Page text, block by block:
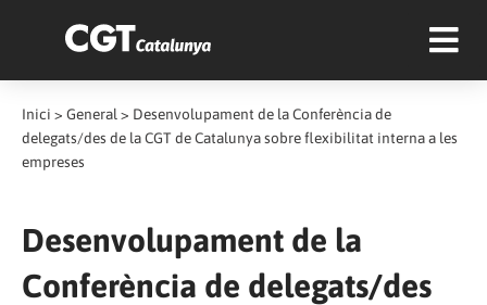
Inici > General > Desenvolupament de la Conferència de
delegats/des de la CGT de Catalunya sobre flexibilitat interna a les
empreses
Desenvolupament de la
Conferència de delegats/des